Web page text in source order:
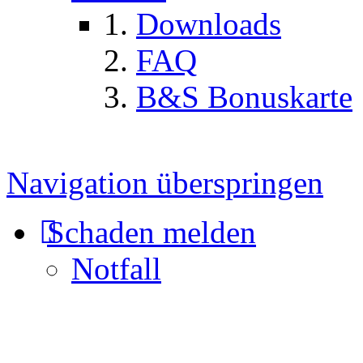
Downloads
FAQ
B&S Bonuskarte
Navigation überspringen
Schaden melden
Notfall